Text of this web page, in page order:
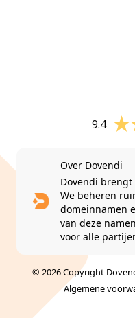
9.4
Over Dovendi
Dovendi brengt
We beheren
domeinnamen
van deze
voor alle
© 2026 Copyright
Algemene